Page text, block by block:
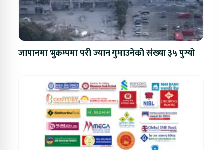
जापानमा भुकम्पमा परी ज्यान गुमाउनेको संख्या ३५ पुग्यो